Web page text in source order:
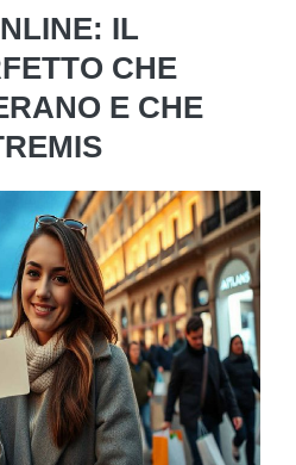
IL
CHE
E CHE